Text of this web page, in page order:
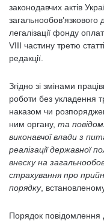
законодавчих актів
легалізації фонду
VIII частину третю
редакції.
Згідно зі змінами
роботи без укладення
наказом чи
ним органу, та
виконавчої влади з
реалізації державної
внеску на
страхування про
порядку, встановленому
Порядок повідомлення